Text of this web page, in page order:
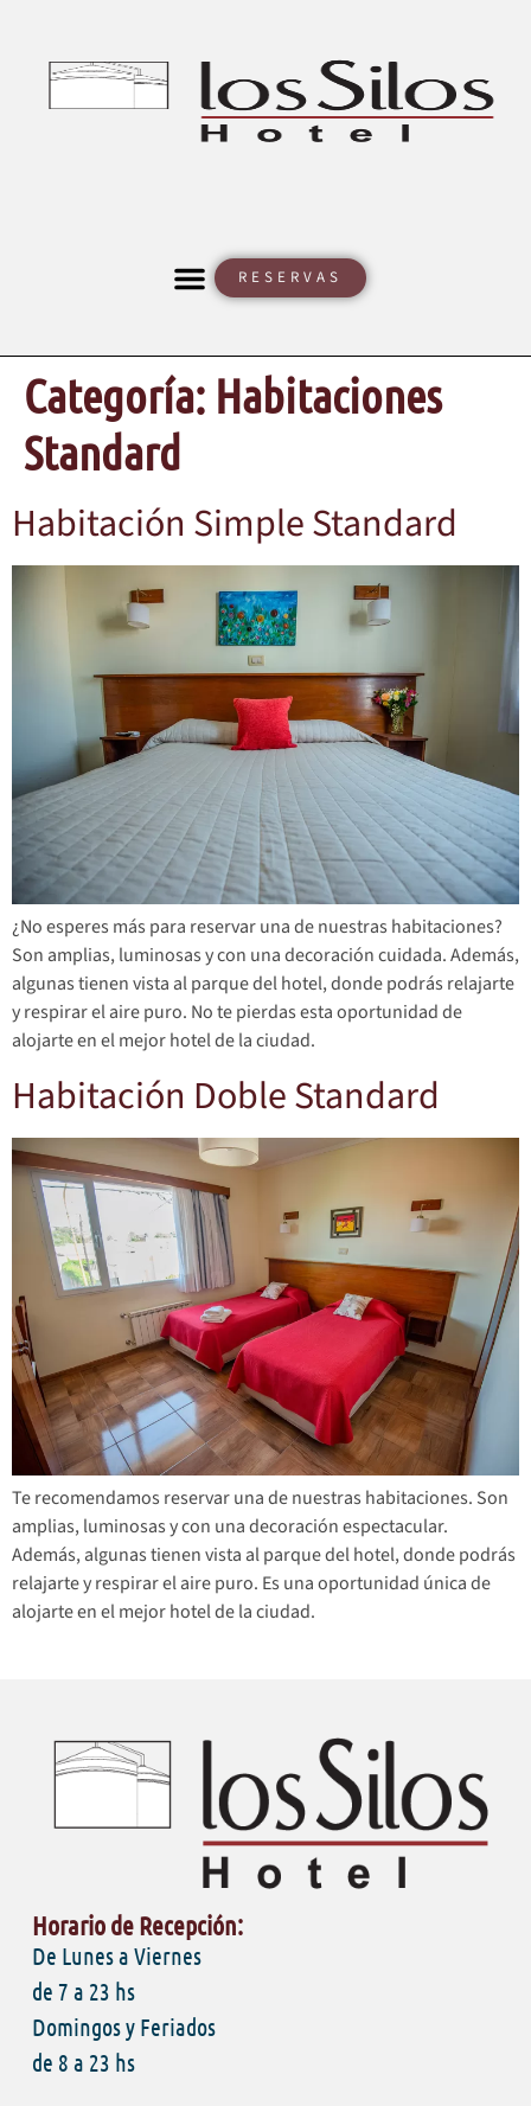
RESERVAS
Categoría: Habitaciones
Standard
Habitación Simple Standard
¿No esperes más para reservar una de nuestras habitaciones?
Son amplias, luminosas y con una decoración cuidada. Además,
algunas tienen vista al parque del hotel, donde podrás relajarte
y respirar el aire puro. No te pierdas esta oportunidad de
alojarte en el mejor hotel de la ciudad.
Habitación Doble Standard
Te recomendamos reservar una de nuestras habitaciones. Son
amplias, luminosas y con una decoración espectacular.
Además, algunas tienen vista al parque del hotel, donde podrás
relajarte y respirar el aire puro. Es una oportunidad única de
alojarte en el mejor hotel de la ciudad.
Horario de Recepción:
De Lunes a Viernes
de 7 a 23 hs
Domingos y Feriados
de 8 a 23 hs